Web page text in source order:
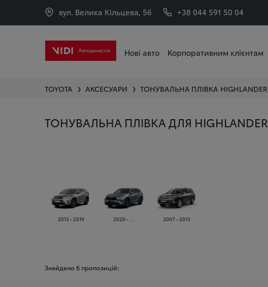
вул. Велика Кільцева, 56 +38 044 591 50 04
Нові авто Корпоративним клієнтам
TOYOTA ❯ АКСЕСУАРИ ❯ ТОНУВАЛЬНА ПЛІВКА HIGHLANDER
ТОНУВАЛЬНА ПЛІВКА ДЛЯ HIGHLANDER
2013 - 2019 2020 - ... 2007 - 2013
Знайдено 6пропозицій: